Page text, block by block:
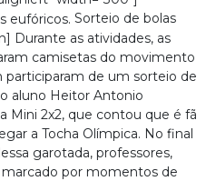
Sorteio de bolas
Durante as atividades, as
camisetas do movimento
participaram de um sorteio de
aluno Heitor Antonio
Mini 2x2, que contou que é fã
a Tocha Olímpica. No final
garotada, professores,
por momentos de